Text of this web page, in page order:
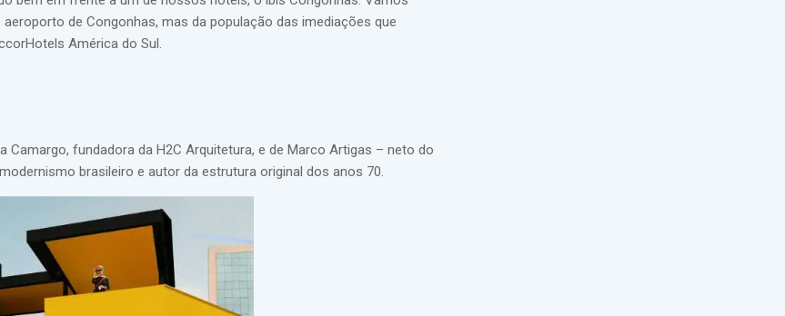
de Congonhas, mas da população das imediações que
América do Sul.
fundadora da H2C Arquitetura, e de Marco Artigas – neto do
brasileiro e autor da estrutura original dos anos 70.